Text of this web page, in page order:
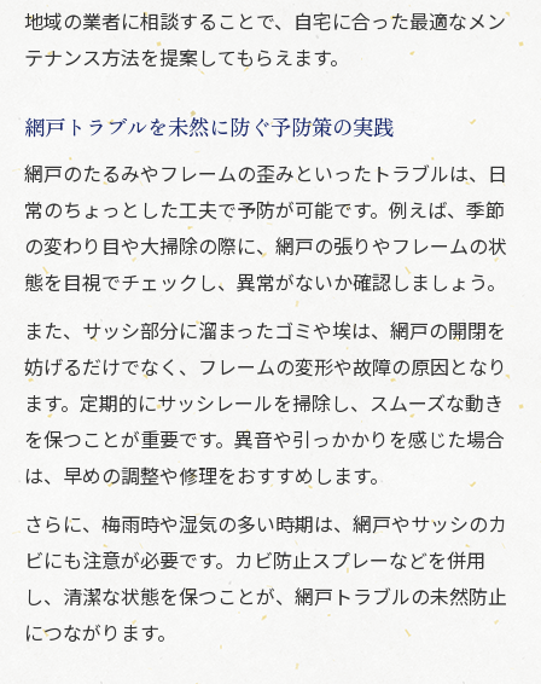
地域の業者に相談することで、自宅に合った最適なメン
テナンス方法を提案してもらえます。
網戸トラブルを未然に防ぐ予防策の実践
網戸のたるみやフレームの歪みといったトラブルは、日
常のちょっとした工夫で予防が可能です。例えば、季節
の変わり目や大掃除の際に、網戸の張りやフレームの状
態を目視でチェックし、異常がないか確認しましょう。
また、サッシ部分に溜まったゴミや埃は、網戸の開閉を
妨げるだけでなく、フレームの変形や故障の原因となり
ます。定期的にサッシレールを掃除し、スムーズな動き
を保つことが重要です。異音や引っかかりを感じた場合
は、早めの調整や修理をおすすめします。
さらに、梅雨時や湿気の多い時期は、網戸やサッシのカ
ビにも注意が必要です。カビ防止スプレーなどを併用
し、清潔な状態を保つことが、網戸トラブルの未然防止
につながります。